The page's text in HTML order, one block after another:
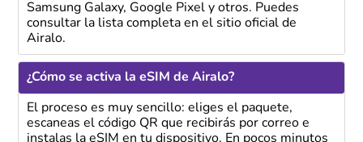
Samsung Galaxy, Google Pixel y otros. Puedes
consultar la lista completa en el sitio oficial de
Airalo.
¿Cómo se activa la eSIM de Airalo?
El proceso es muy sencillo: eliges el paquete,
escaneas el código QR que recibirás por correo e
instalas la eSIM en tu dispositivo. En pocos minutos